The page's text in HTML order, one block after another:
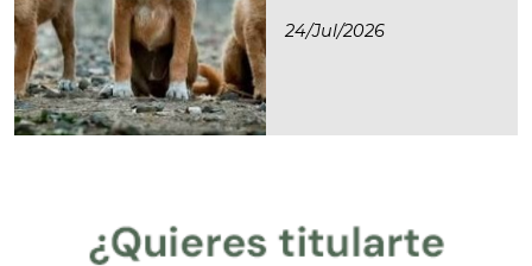
24/jul/2026